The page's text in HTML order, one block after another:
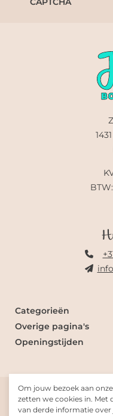
Om jouw bezoek aan
zetten we cookies in. Met
van derde informatie
Categorieën
Overige pagina's
Openingstijden
©